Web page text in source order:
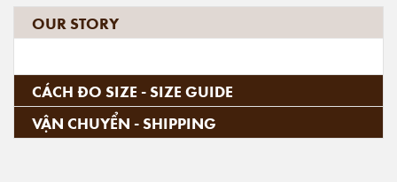
OUR STORY
CÁCH ĐO SIZE - SIZE GUIDE
VẬN CHUYỂN - SHIPPING